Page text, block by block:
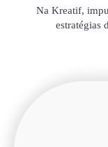
Na Kreatif,
estratégias